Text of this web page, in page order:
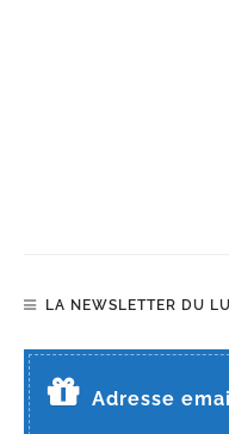
LA NEWSLETTER DU
Adresse